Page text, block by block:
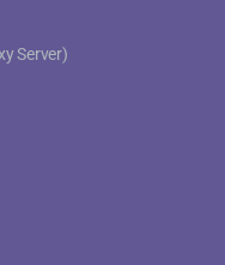
Server)